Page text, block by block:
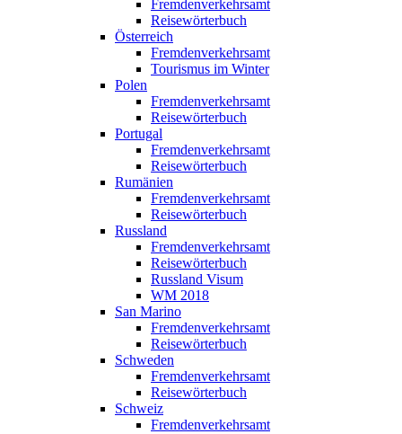
Fremdenverkehrsamt
Reisewörterbuch
Österreich
Fremdenverkehrsamt
Tourismus im Winter
Polen
Fremdenverkehrsamt
Reisewörterbuch
Portugal
Fremdenverkehrsamt
Reisewörterbuch
Rumänien
Fremdenverkehrsamt
Reisewörterbuch
Russland
Fremdenverkehrsamt
Reisewörterbuch
Russland Visum
WM 2018
San Marino
Fremdenverkehrsamt
Reisewörterbuch
Schweden
Fremdenverkehrsamt
Reisewörterbuch
Schweiz
Fremdenverkehrsamt